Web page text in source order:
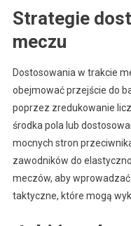
Strategie
meczu
Dostosowania w trakcie
obejmować przejście do
poprzez zredukowanie
środka pola lub
mocnych stron
zawodników do
meczów, aby
taktyczne, które mogą